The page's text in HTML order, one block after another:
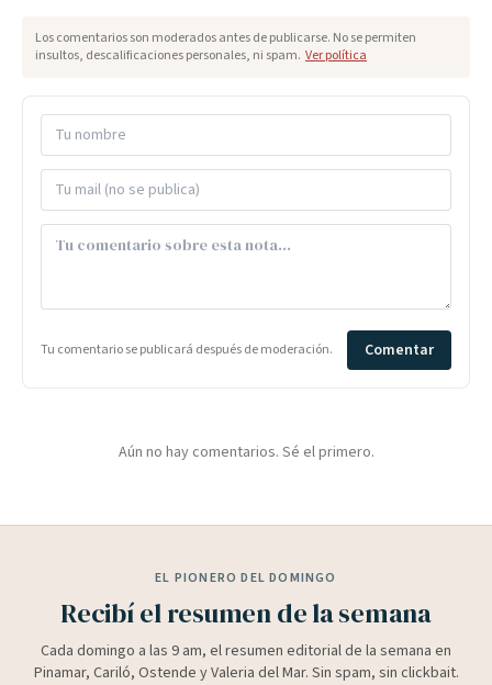
Los comentarios son moderados antes de publicarse. No se permiten
insultos, descalificaciones personales, ni spam. Ver política
Tu comentario se publicará después de moderación. Comentar
Aún no hay comentarios. Sé el primero.
EL PIONERO DEL DOMINGO
Recibí el resumen de la semana
Cada domingo a las 9 am, el resumen editorial de la semana en
Pinamar, Cariló, Ostende y Valeria del Mar. Sin spam, sin clickbait.